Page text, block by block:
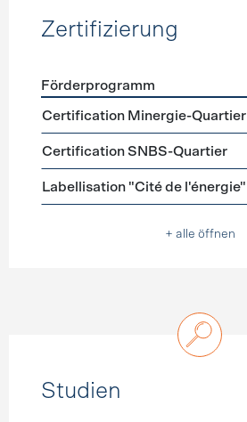
Zertifizierung
Förderprogramme Zertifizierung
Förderprogramm
Certification Minergie-Quartier
Certification SNBS-Quartier
Labellisation "Cité de l'énergie"
+ alle öffnen
Studien